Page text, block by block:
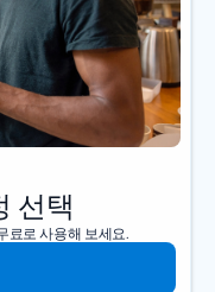
선택
료로 사용해 보세요.